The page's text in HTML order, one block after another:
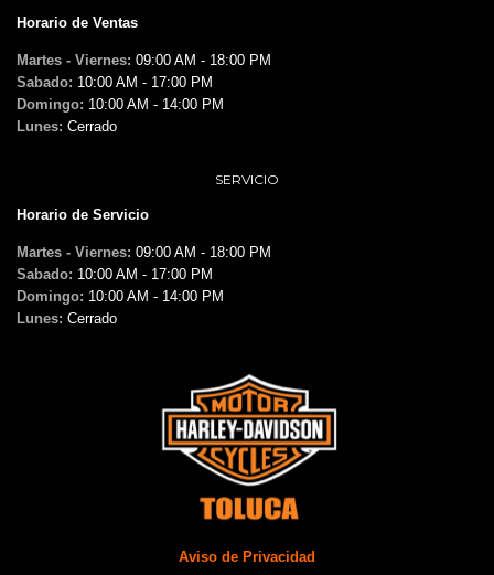
Horario de Ventas
Martes - Viernes: 09:00 AM - 18:00 PM
Sabado: 10:00 AM - 17:00 PM
Domingo: 10:00 AM - 14:00 PM
Lunes: Cerrado
SERVICIO
Horario de Servicio
Martes - Viernes: 09:00 AM - 18:00 PM
Sabado: 10:00 AM - 17:00 PM
Domingo: 10:00 AM - 14:00 PM
Lunes: Cerrado
Aviso de Privacidad